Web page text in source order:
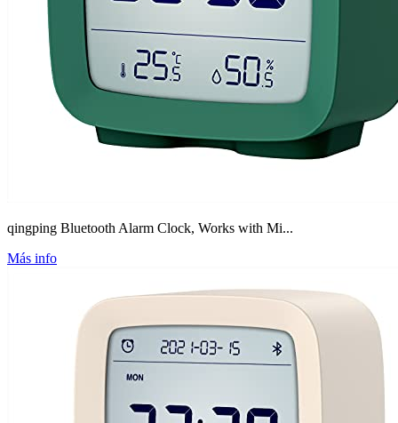
qingping Bluetooth Alarm Clock, Works with Mi...
Más info